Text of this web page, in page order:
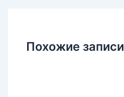
Похожие записи